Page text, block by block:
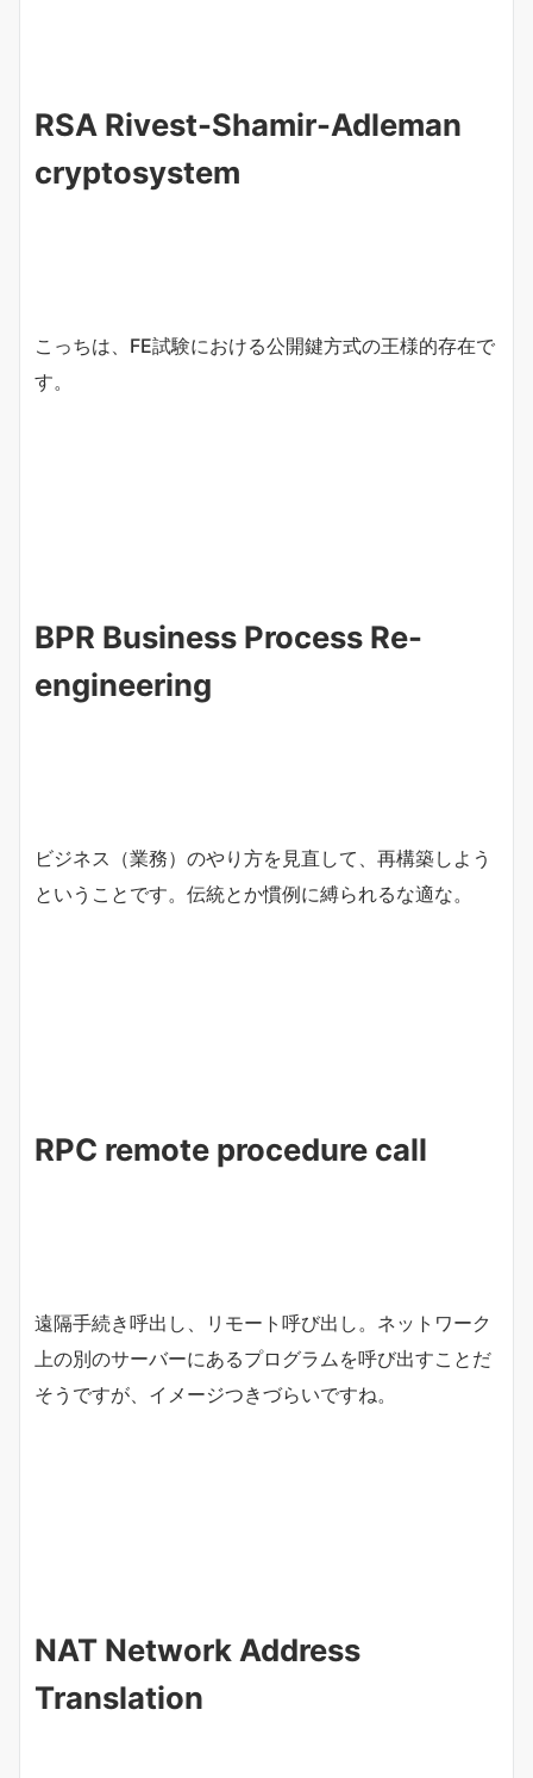
RSA Rivest-Shamir-Adleman
cryptosystem
こっちは、FE試験における公開鍵方式の王様的存在で
す。
BPR Business Process Re-
engineering
ビジネス（業務）のやり方を見直して、再構築しよう
ということです。伝統とか慣例に縛られるな適な。
RPC remote procedure call
遠隔手続き呼出し、リモート呼び出し。ネットワーク
上の別のサーバーにあるプログラムを呼び出すことだ
そうですが、イメージつきづらいですね。
NAT Network Address
Translation